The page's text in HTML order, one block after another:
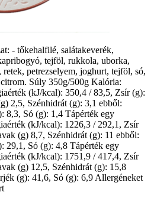
- tőkehalfilé, salátakeverék,
tejföl, rukkola, uborka,
retek, petrezselyem, joghurt, tejföl, só,
Súly 350g/500g Kalória:
(kJ/kcal): 350,4 / 83,5, Zsír (g):
2,5, Szénhidrát (g): 3,1 ebből:
8,3, Só (g): 1,4 Tápérték egy
(kJ/kcal): 1226,3 / 292,1, Zsír
(g) 8,7, Szénhidrát (g): 11 ebből:
29,1, Só (g): 4,8 Tápérték egy
(kJ/kcal): 1751,9 / 417,4, Zsír
(g) 12,5, Szénhidrát (g): 15,8
(g): 41,6, Só (g): 6,9 Allergéneket